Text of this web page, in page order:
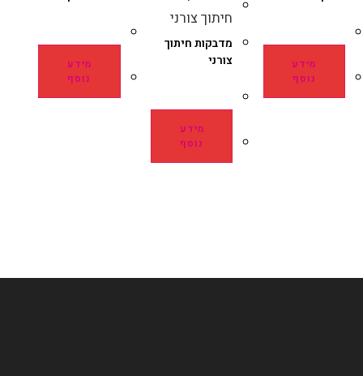
מידע
נוסף
מדבקות חיתוך
צורני
מידע
נוסף
מידע
נוסף